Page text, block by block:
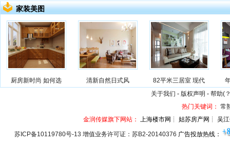
家装美图
厨房新时尚 如何选 清新自然日式风 82平米三居室 现代
关于我们 - 版权声明 - 帮助(
热门关键词： 常
金润传媒旗下网站： 上海楼市网┊ 姑苏房产网┊ 吴
苏ICP备10119780号-13 增值业务许可证：苏B2-20140376 广告投放热线：